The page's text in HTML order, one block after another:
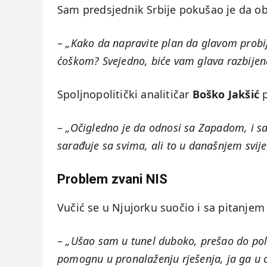
Sam predsjednik Srbije pokušao je da
–„Kako da napravite plan da glavom
ćoškom? Svejedno, biće vam glava
Spoljnopolitički analitičar Boško Jakšić
–„Očigledno je da odnosi sa Zapadom, i
sarađuje sa svima, ali to u današnjem
Problem zvani NIS
Vučić se u Njujorku suočio i sa
–„Ušao sam u tunel duboko, prešao do
pomognu u pronalaženju rješenja, ja ga u